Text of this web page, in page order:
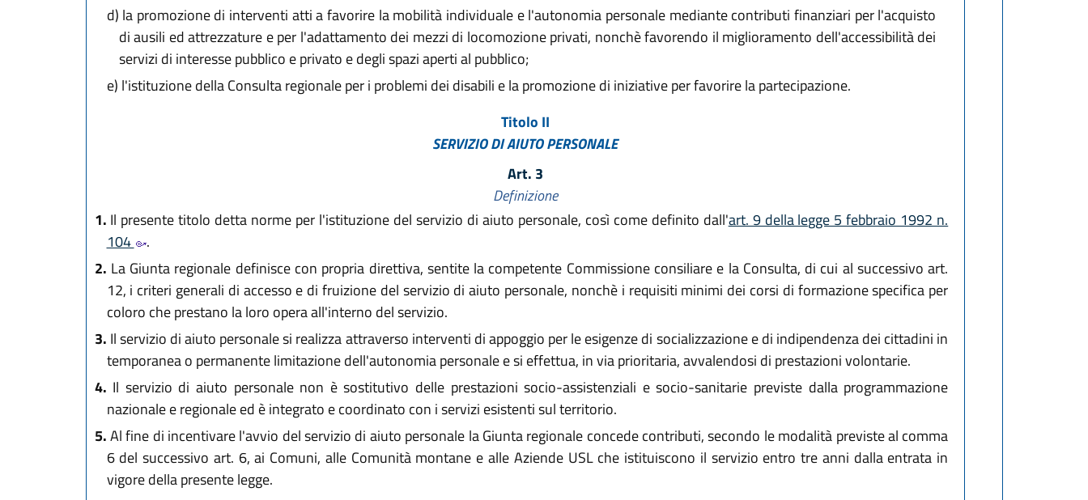
d) la promozione di interventi atti a favorire la mobilità individuale e l'autonomia personale mediante contributi finanziari per l'acquisto
di ausili ed attrezzature e per l'adattamento dei mezzi di locomozione privati, nonchè favorendo il miglioramento dell'accessibilità dei
servizi di interesse pubblico e privato e degli spazi aperti al pubblico;
e) l'istituzione della Consulta regionale per i problemi dei disabili e la promozione di iniziative per favorire la partecipazione.
Titolo II
SERVIZIO DI AIUTO PERSONALE
Art. 3
Definizione
1. Il presente titolo detta norme per l'istituzione del servizio di aiuto personale, così come definito dall'art. 9 della legge 5 febbraio 1992 n.
104
.
2. La Giunta regionale definisce con propria direttiva, sentite la competente Commissione consiliare e la Consulta, di cui al successivo art.
12, i criteri generali di accesso e di fruizione del servizio di aiuto personale, nonchè i requisiti minimi dei corsi di formazione specifica per
coloro che prestano la loro opera all'interno del servizio.
3. Il servizio di aiuto personale si realizza attraverso interventi di appoggio per le esigenze di socializzazione e di indipendenza dei cittadini in
temporanea o permanente limitazione dell'autonomia personale e si effettua, in via prioritaria, avvalendosi di prestazioni volontarie.
4. Il servizio di aiuto personale non è sostitutivo delle prestazioni socio-assistenziali e socio-sanitarie previste dalla programmazione
nazionale e regionale ed è integrato e coordinato con i servizi esistenti sul territorio.
5.Al fine di incentivare l'avvio del servizio di aiuto personale la Giunta regionale concede contributi, secondo le modalità previste al comma
6 del successivo art. 6, ai Comuni, alle Comunità montane e alle Aziende USL che istituiscono il servizio entro tre anni dalla entrata in
vigore della presente legge.